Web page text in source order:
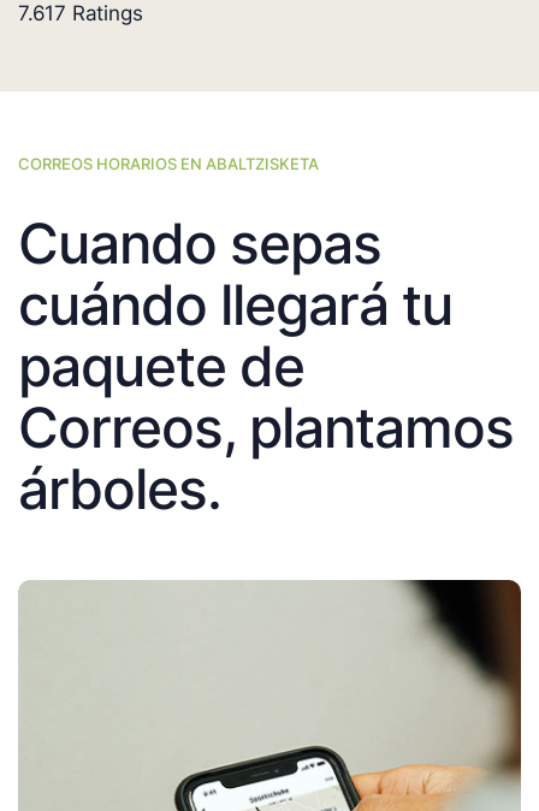
7.617 Ratings
CORREOS HORARIOS EN ABALTZISKETA
Cuando sepas
cuándo llegará tu
paquete de
Correos, plantamos
árboles.